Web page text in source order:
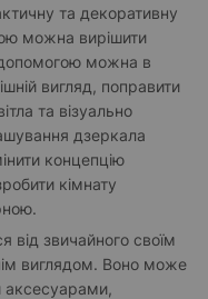
та декоративну
можна вирішити
допомогою можна в
вигляд, поправити
та візуально
дзеркала
концепцію
кімнату
від звичайного своїм
виглядом. Воно може
аксесуарами,